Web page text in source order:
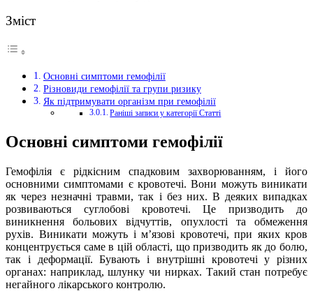
Зміст
Основні симптоми гемофілії
Різновиди гемофілії та групи ризику
Як підтримувати організм при гемофілії
Раніші записи у категорії Статті
Основні симптоми гемофілії
Гемофілія є рідкісним спадковим захворюванням, і його
основними симптомами є кровотечі. Вони можуть виникати
як через незначні травми, так і без них. В деяких випадках
розвиваються суглобові кровотечі. Це призводить до
виникнення больових відчуттів, опухлості та обмеження
рухів. Виникати можуть і м’язові кровотечі, при яких кров
концентрується саме в цій області, що призводить як до болю,
так і деформації. Бувають і внутрішні кровотечі у різних
органах: наприклад, шлунку чи нирках. Такий стан потребує
негайного лікарського контролю.